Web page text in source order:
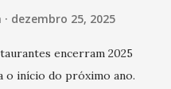
dezembro 25, 2025
encerram 2025
o início do próximo ano.